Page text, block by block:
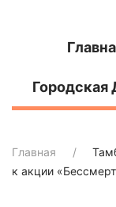
Городская
Главная
к акции